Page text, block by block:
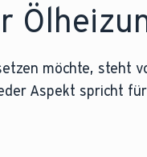
möchte, steht
Aspekt spricht